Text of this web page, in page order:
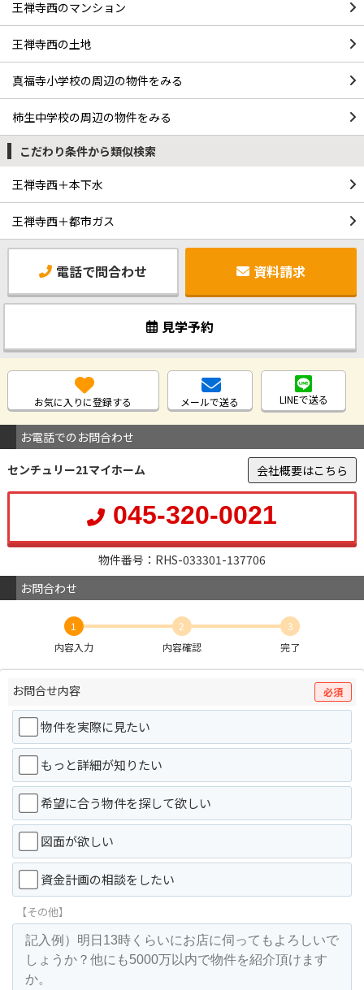
王禅寺西のマンション
王禅寺西の土地
真福寺小学校の周辺の物件をみる
柿生中学校の周辺の物件をみる
こだわり条件から類似検索
王禅寺西＋本下水
王禅寺西＋都市ガス
電話で問合わせ 資料請求
見学予約
お気に入りに登録する メールで送る LINEで送る
お電話でのお問合わせ
センチュリー21マイホーム
会社概要はこちら
045-320-0021
物件番号：RHS-033301-137706
お問合わせ
1
内容入力
2
内容確認
3
完了
お問合せ内容 必須
物件を実際に見たい
もっと詳細が知りたい
希望に合う物件を探して欲しい
図面が欲しい
資金計画の相談をしたい
【その他】